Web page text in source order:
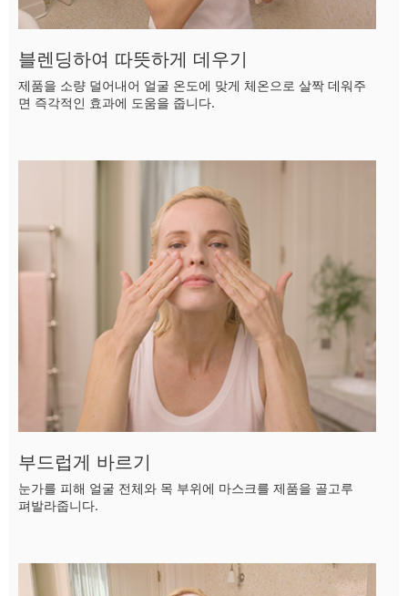
블렌딩하여 따뜻하게 데우기
제품을 소량 덜어내어 얼굴 온도에 맞게 체온으로 살짝 데워주
면 즉각적인 효과에 도움을 줍니다.
부드럽게 바르기
눈가를 피해 얼굴 전체와 목 부위에 마스크를 제품을 골고루
펴발라줍니다.